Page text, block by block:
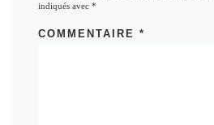
indiqués avec*
COMMENTAIRE*